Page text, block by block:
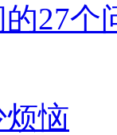
27个
恼